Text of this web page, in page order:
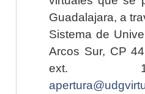
Guadalajara, a
Sistema de
Arcos Sur, CP
ext.